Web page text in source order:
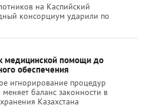
на Каспийский
консорциум ударили по
медицинской помощи до
обеспечения
игнорирование процедур
баланс законности в
Казахстана